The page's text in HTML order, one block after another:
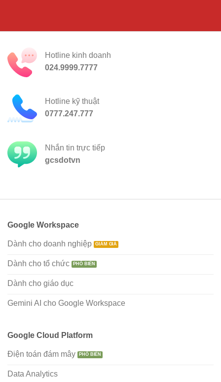
Hotline kinh doanh
024.9999.7777
Hotline kỹ thuật
0777.247.777
Nhắn tin trực tiếp
gcsdotvn
Google Workspace
Dành cho doanh nghiệp
Dành cho tổ chức
Dành cho giáo dục
Gemini AI cho Google Workspace
Google Cloud Platform
Điện toán đám mây
Data Analytics